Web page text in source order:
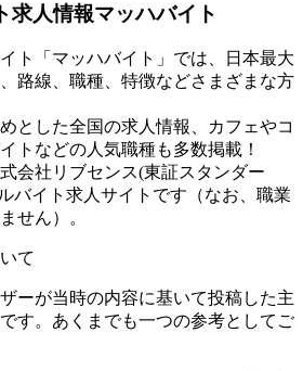
求人情報マッハバイト
ト「マッハバイト」では、日本最大
路線、職種、特徴などさまざまな方
とした全国の求人情報、カフェやコ
トなどの人気職種も多数掲載！
会社リブセンス(東証スタンダー
バイト求人サイトです（なお、職業
せん）。
て
ーが当時の内容に基いて投稿した主
す。あくまでも一つの参考としてご